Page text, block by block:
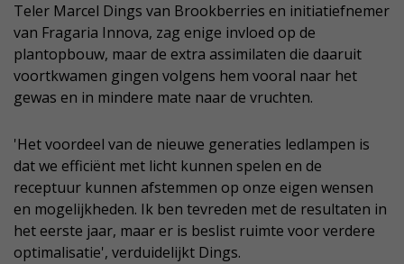
Teler Marcel Dings van Brookberries en initiatiefnemer
van Fragaria Innova, zag enige invloed op de
plantopbouw, maar de extra assimilaten die daaruit
voortkwamen gingen volgens hem vooral naar het
gewas en in mindere mate naar de vruchten.
'Het voordeel van de nieuwe generaties ledlampen is
dat we efficiënt met licht kunnen spelen en de
receptuur kunnen afstemmen op onze eigen wensen
en mogelijkheden. Ik ben tevreden met de resultaten in
het eerste jaar, maar er is beslist ruimte voor verdere
optimalisatie', verduidelijkt Dings.